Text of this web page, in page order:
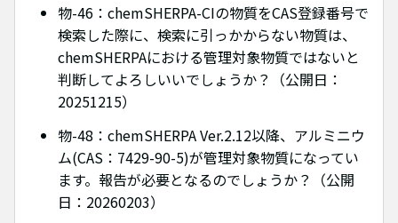
物-46：chemSHERPA-CIの物質をCAS登録番号で
検索した際に、検索に引っかからない物質は、
chemSHERPAにおける管理対象物質ではないと
判断してよろしいいでしょうか？（公開日：
20251215）
物-48：chemSHERPA Ver.2.12以降、アルミニウ
ム(CAS：7429-90-5)が管理対象物質になってい
ます。報告が必要となるのでしょうか？（公開
日：20260203）